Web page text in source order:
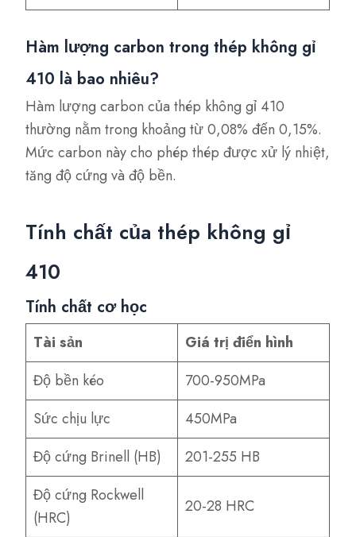
Hàm lượng carbon trong thép không gỉ
410 là bao nhiêu?
Hàm lượng carbon của thép không gỉ 410
thường nằm trong khoảng từ 0,08% đến 0,15%.
Mức carbon này cho phép thép được xử lý nhiệt,
tăng độ cứng và độ bền.
Tính chất của thép không gỉ
410
Tính chất cơ học
Tài sản
Giá trị điển hình
Độ bền kéo
700-950MPa
Sức chịu lực
450MPa
Độ cứng Brinell (HB)
201-255 HB
Độ cứng Rockwell
(HRC)
20-28 HRC